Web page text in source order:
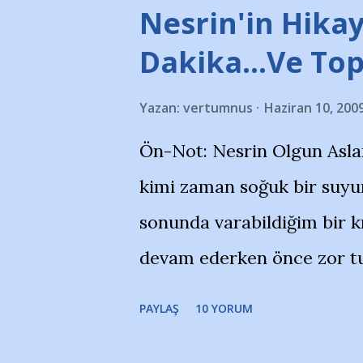
stadı önünde yaklaşık
takımlarının Futbol
görmek istemediklerini bir
bildiriyordu.. Bu grup
''Açık ve net olarak
yanısıra, bu takımlara ait
Bursa Büyükşehir
merkezlerini de
Nesrin'in
Dakika…Ve
Yazan: vertumnus Haziran 10,
Ön-Not: Nesrin Olgun
kimi zaman soğuk bir
sonunda varabildiğim bir
devam ederken önce zor
PAYLAŞ 10 YORUM